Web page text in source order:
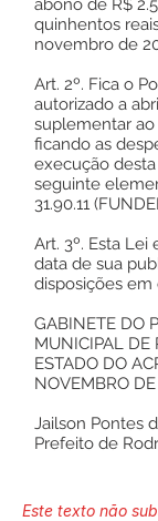
abono de R$
quinhentos
novembro de
Art. 2º. Fica o
autorizado a
suplementar
ficando as
execução
seguinte
31.90.11
Art. 3º. Esta
data de sua
disposições em
GABINETE DO
MUNICIPAL DE
ESTADO DO
NOVEMBRO DE
Jailson Pontes
Prefeito de
Este texto não